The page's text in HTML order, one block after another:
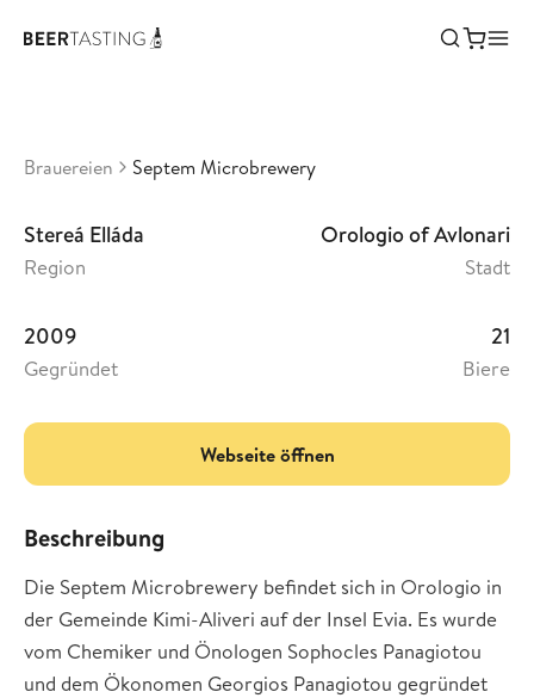
Septem Microbrewery
Brauereien Septem Microbrewery
Stereá Elláda
Region
Orologio of Avlonari
Stadt
2009
Gegründet
21
Biere
Webseite öffnen
Beschreibung
Die Septem Microbrewery befindet sich in Orologio in
der Gemeinde Kimi-Aliveri auf der Insel Evia. Es wurde
vom Chemiker und Önologen Sophocles Panagiotou
und dem Ökonomen Georgios Panagiotou gegründet